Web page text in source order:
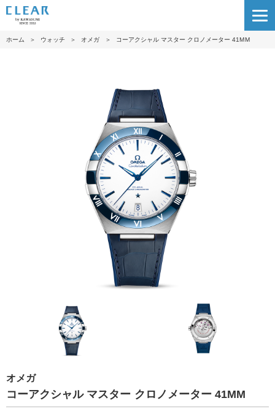
ホーム ＞ ウォッチ ＞ オメガ ＞ コーアクシャル マスター クロノメーター 41M M
オメガ
コーアクシャル マスター クロノメーター 41M M